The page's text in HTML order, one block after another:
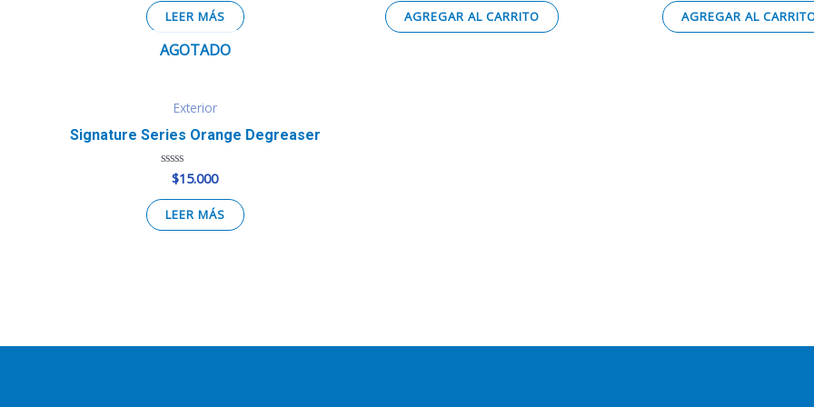
de
5
LEER MÁS
de
5
AGREGAR AL CARRITO
de
5
AGREGAR AL
AGOTADO
Exterior
Signature Series Orange Degreaser
Valorado
0
de
5
$15.000
LEER MÁS